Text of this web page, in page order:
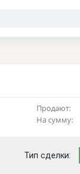
Продают:
На сумму:
Тип сделки: